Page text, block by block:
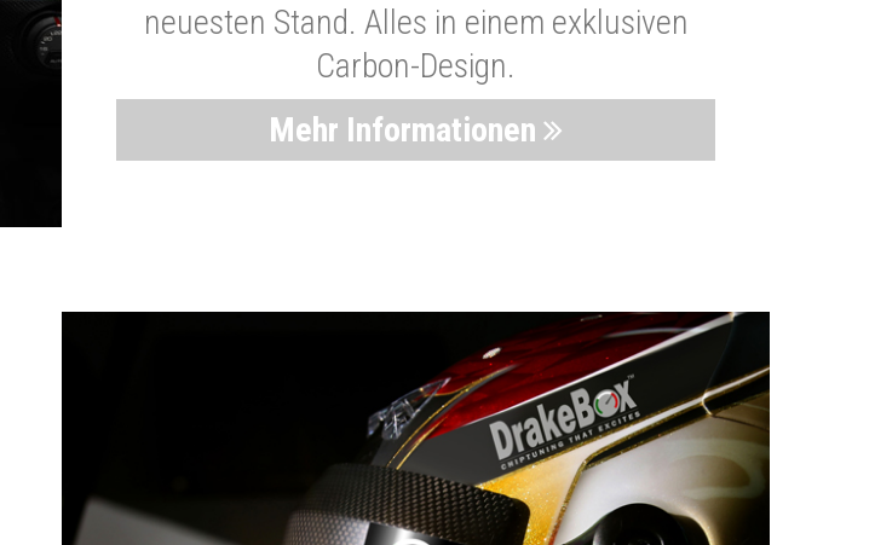
neuesten Stand. Alles in einem exklusiven
Carbon-Design.
Mehr Informationen